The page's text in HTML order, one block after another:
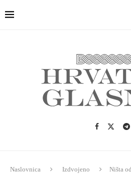
Naslovnica Izdvojeno
Ništa